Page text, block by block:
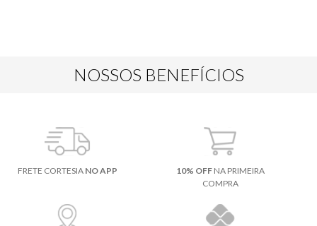
NOSSOS BENEFÍCIOS
FRETE CORTESIA NO APP 10% OFFNA PRIMEIRA
COMPRA